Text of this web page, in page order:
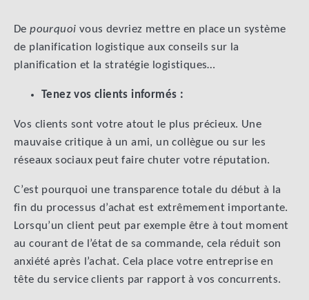
Depourquoi vous devriez mettre en place un système
de planification logistique aux conseils sur la
planification et la stratégie logistiques…
Tenez vos clients informés :
Vos clients sont votre atout le plus précieux. Une
mauvaise critique à un ami, un collègue ou sur les
réseaux sociaux peut faire chuter votre réputation.
C’est pourquoi une transparence totale du début à la
fin du processus d’achat est extrêmement importante.
Lorsqu’un client peut par exemple être à tout moment
au courant de l’état de sa commande, cela réduit son
anxiété après l’achat. Cela place votre entreprise en
tête du service clients par rapport à vos concurrents.